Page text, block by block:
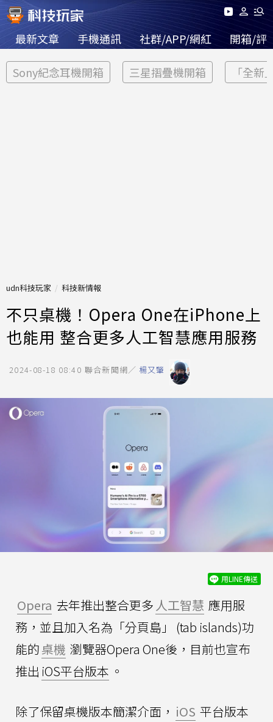
最新文章 手機通訊 社群/APP/網紅 開箱/評
Sony紀念耳機開箱 三星摺疊機開箱 「全新
udn科技玩家 科技新情報
不只桌機！Opera One在iPhone上
也能用 整合更多人工智慧應用服務
2024-08-18 08:40 聯合新聞網／ 楊又肇
用LINE傳送
Opera 去年推出整合更多 人工智慧 應用服
務，並且加入名為「分頁島」 (tab islands)功
能的桌機 瀏覽器Opera One後，目前也宣布
推出 iOS平台版本 。
除了保留桌機版本簡潔介面， iOS 平台版本